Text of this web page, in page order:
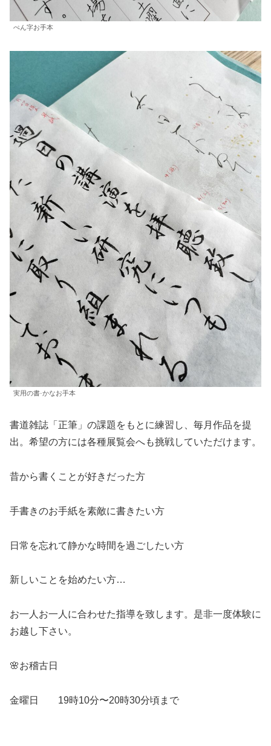
ぺん字お手本
実用の書·かなお手本
書道雑誌「正筆」の課題をもとに練習し、毎月作品を提
出。希望の方には各種展覧会へも挑戦していただけます。
昔から書くことが好きだった方
手書きのお手紙を素敵に書きたい方
日常を忘れて静かな時間を過ごしたい方
新しいことを始めたい方…
お一人お一人に合わせた指導を致します。是非一度体験に
お越し下さい。
🌸お稽古日
金曜日 19時10分〜20時30分頃まで